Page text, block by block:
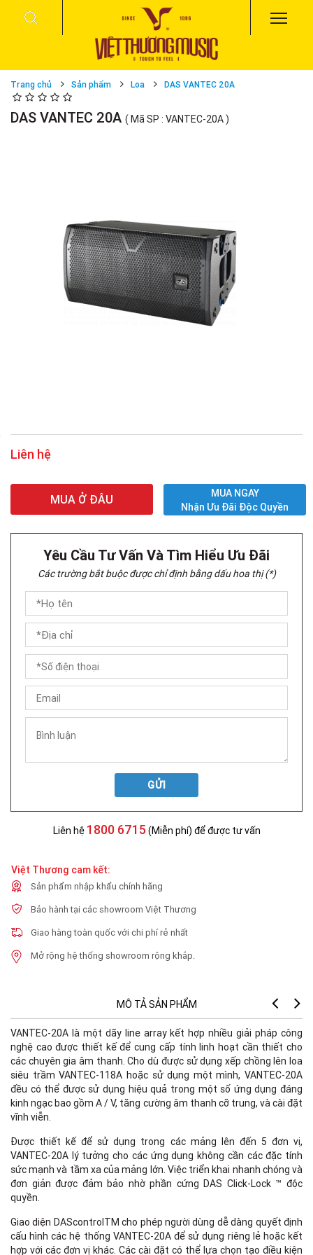
Trang chủ Sản phẩm Loa DAS VANTEC 20A
DAS VANTEC 20A ( Mã SP : VANTEC-20A )
Liên hệ
MUA Ở ĐÂU
MUA NGAY
Nhận Ưu Đãi Độc Quyền
Yêu Cầu Tư Vấn Và Tìm Hiểu Ưu Đãi
Các trường bắt buộc được chỉ định bằng dấu hoa thị (*)
GỬI
Liên hệ 1800 6715 (Miễn phí) để được tư vấn
Việt Thương cam kết:
Sản phẩm nhập khẩu chính hãng
Bảo hành tại các showroom Việt Thương
Giao hàng toàn quốc với chi phí rẻ nhất
Mở rộng hệ thống showroom rộng khắp.
MÔ TẢ SẢN PHẨM
VANTEC-20A là một dãy line array kết hợp nhiều giải pháp công
nghệ cao được thiết kế để cung cấp tính linh hoạt cần thiết cho
các chuyên gia âm thanh. Cho dù được sử dụng xếp chồng lên loa
siêu trầm VANTEC-118A hoặc sử dụng một mình, VANTEC-20A
đều có thể được sử dụng hiệu quả trong một số ứng dụng đáng
kinh ngạc bao gồm A / V, tăng cường âm thanh cỡ trung, và cài đặt
vĩnh viễn.
Được thiết kế để sử dụng trong các mảng lên đến 5 đơn vị,
VANTEC-20A lý tưởng cho các ứng dụng không cần các đặc tính
sức mạnh và tầm xa của mảng lớn. Việc triển khai nhanh chóng và
đơn giản được đảm bảo nhờ phần cứng DAS Click-Lock ™ độc
quyền.
Giao diện DAScontrolTM cho phép người dùng dễ dàng quyết định
cấu hình các hệ thống VANTEC-20A để sử dụng riêng lẻ hoặc kết
hợp với các đơn vị khác. Các cài đặt có thể lựa chọn tạo điều kiện